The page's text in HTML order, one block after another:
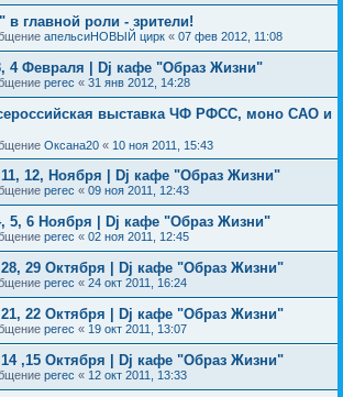
главной роли - зрители!
апельсиНОВЫЙ цирк « 07 фев 2012, 11:08
4 Февраля | Dj кафе "Образ Жизни"
perec « 31 янв 2012, 14:28
выставка ЧФ РФСС, моно САО и
Оксана20 « 10 ноя 2011, 15:43
12, Ноября | Dj кафе "Образ Жизни"
perec « 09 ноя 2011, 12:43
5, 6 Ноября | Dj кафе "Образ Жизни"
perec « 02 ноя 2011, 12:45
29 Октября | Dj кафе "Образ Жизни"
perec « 24 окт 2011, 16:24
22 Октября | Dj кафе "Образ Жизни"
perec « 19 окт 2011, 13:07
,15 Октября | Dj кафе "Образ Жизни"
perec « 12 окт 2011, 13:33